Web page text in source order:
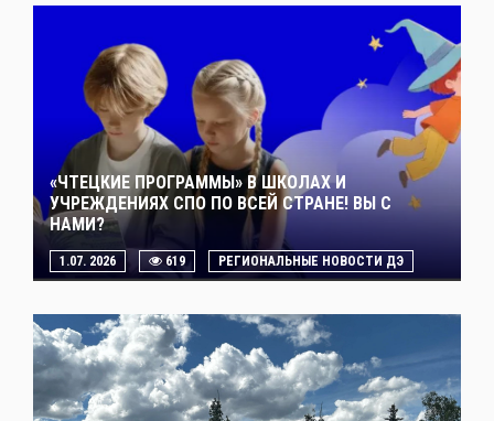
«ЧТЕЦКИЕ ПРОГРАММЫ» В ШКОЛАХ И
УЧРЕЖДЕНИЯХ СПО ПО ВСЕЙ СТРАНЕ! ВЫ С
НАМИ?
1.07. 2026 619 РЕГИОНАЛЬНЫЕ НОВОСТИ ДЭ